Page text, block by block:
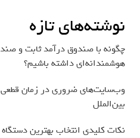
نوشته‌های تازه
چگونه با صندوق درآمد ثابت و
هوشمندانه‌ای داشته باشیم؟
وب‌سایت‌های ضروری در زمان قطعی
بین‌الملل
نکات کلیدی انتخاب بهترین دستگاه